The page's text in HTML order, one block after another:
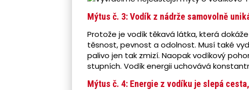
Mýtus č. 3: Vodík z nádrže samovolně
Protože je vodík těkavá látka, která
těsnost, pevnost a odolnost. Musí také
palivo jen tak zmizí. Naopak vodíkový
stupních. Vodík energii uchovává
Mýtus č. 4: Energie z vodíku je slepá